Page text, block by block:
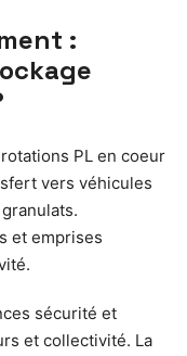
:
PL en coeur
vers véhicules
et emprises
sécurité et
et collectivité. La